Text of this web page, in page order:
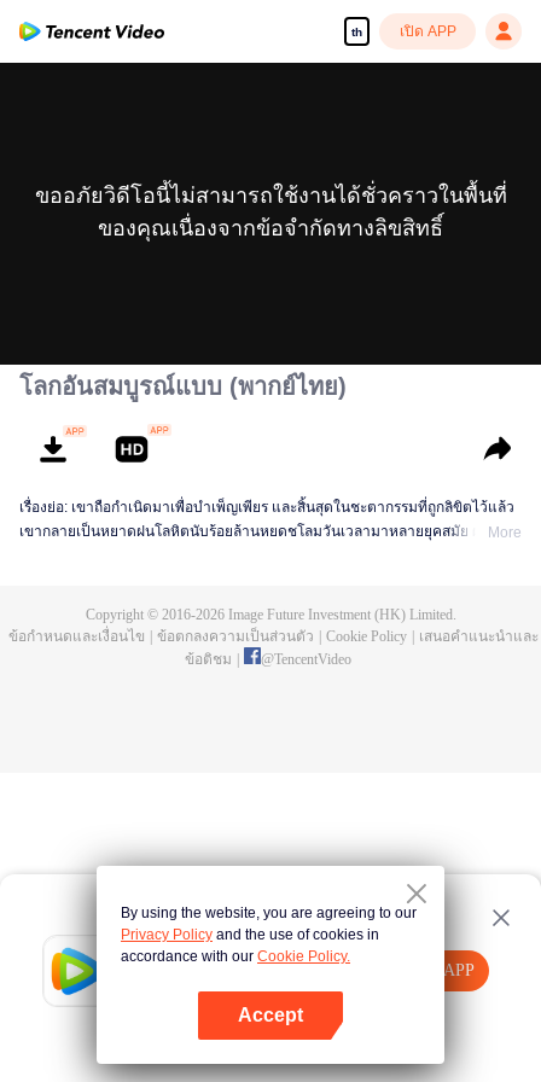
th เปิด APP
Tencent Video
เปิด APP
คลิกที่นี่ ลองใหม่อีกครั้ง
ขออภัยวิดีโอนี้ไม่สามารถใช้งานได้ชั่วคราวในพื้นที่
ของคุณเนื่องจากข้อจำกัดทางลิขสิทธิ์
โลกอันสมบูรณ์แบบ (พากย์ไทย)
เรื่องย่อ: เขาถือกำเนิดมาเพื่อบำเพ็ญเพียร และสิ้นสุดในชะตากรรมที่ถูกลิขิตไว้แล้ว
เขากลายเป็นหยาดฝนโลหิตนับร้อยล้านหยดชโลมวันเวลามาหลายยุคสมัย ผ่านMore
Copyright © 2016-2026Image Future Investment (HK) Limited.
ข้อกำหนดและเงื่อนไข
ข้อตกลงความเป็นส่วนตัว Cookie Policy
เสนอคำแนะนำและ
ข้อติชม
@TencentVideo
By using the website, you are agreeing to our
Privacy Policy and the use of cookies in
accordance with our Cookie Policy.
Accept